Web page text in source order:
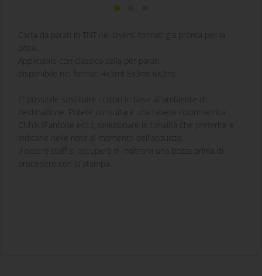
Carta da parati in TNT nei diversi formati già pronta per la
posa.
Applicabile con classica colla per parati.
disponibile nei formati 4x3mt 5x3mt 6x3mt
E' possibile sostituire i colori in base all'ambiente di
destinazione. Potete consultare una tabella colorimetrica
CMYK (Pantone ecc.), selezionare le tonalità che preferite e
indicarle nelle note al momento dell'acquisto.
Il nostro staff si occuperà di inoltrarvi una bozza prima di
procedere con la stampa.